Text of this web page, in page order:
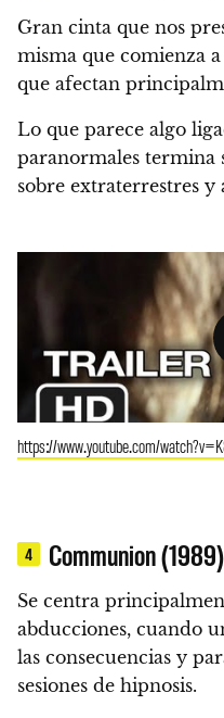
Gran cinta que nos
misma que comienza
que afectan
Lo que parece algo
paranormales termina
sobre extraterrestres y
https://www.youtube.com/
4 Communion (1989)
Se centra
abducciones, cuando
las consecuencias y
sesiones de hipnosis.